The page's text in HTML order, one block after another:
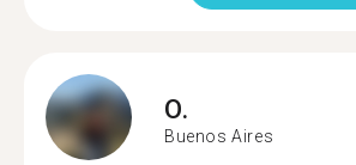
O.
Buenos Aires